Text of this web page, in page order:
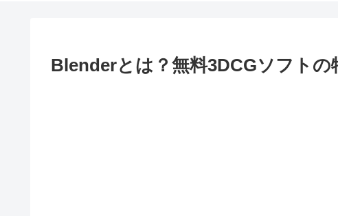
Blenderとは？無料3DCGソフトの